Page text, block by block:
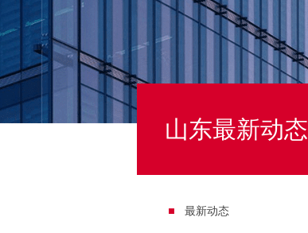
山东最新动态
最新动态